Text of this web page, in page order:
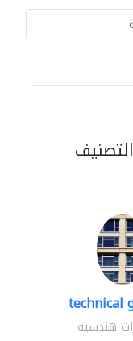
technical
هندسية